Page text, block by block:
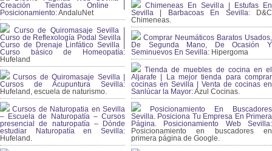
Creación Tiendas Online |
Posicionamiento:AndaluNet
Curso de Quiromasaje Sevilla |
Curso de Reflexología Podal Sevilla |
Curso de Drenaje Linfático Sevilla |
Curso básico de Homeopatía:
Hufeland
Cursos de Quiromasaje Sevilla |
Cursos de Acupuntura Sevilla:
Hufeland, escuela de naturismo.
Cursos de Naturopatia en Sevilla
– Escuela de Naturopatía – Cursos
presencial de naturopatía – Dónde
estudiar Naturopatía en Sevilla:
Hufeland.
Chimeneas En Sevilla | Estufas En
Sevilla | Barbacoas En Sevilla:D&C
Chimeneas.
Comprar Neumáticos Baratos Usados,
De Segunda Mano, De Ocasión Y
Seminuevos En Sevilla: Hipergoma
Tienda de muebles de cocina en el
Aljarafe | La mejor tienda para comprar
cocinas en Sevilla | Venta de cocinas en
Sanlúcar la Mayor:Azul Cocinas.
Posicionamiento En Buscadores
Sevilla. Posiciona Tu Empresa En Primera
Página. Posicionamiento Web Sevilla:
Posicionamiento en buscadores en
primera página de Google.